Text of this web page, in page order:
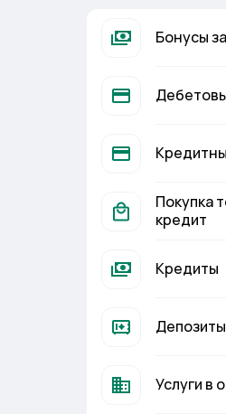
Бонусы
Покупка
кредит
Кредиты
Услуги в